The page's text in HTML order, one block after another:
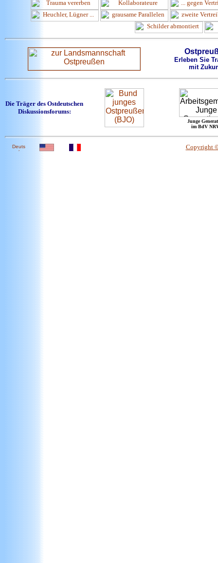
Erleben Sie
mit
Die Träger des Ostdeutschen
Diskussionsforums:
Junge
im BdV
Copyright